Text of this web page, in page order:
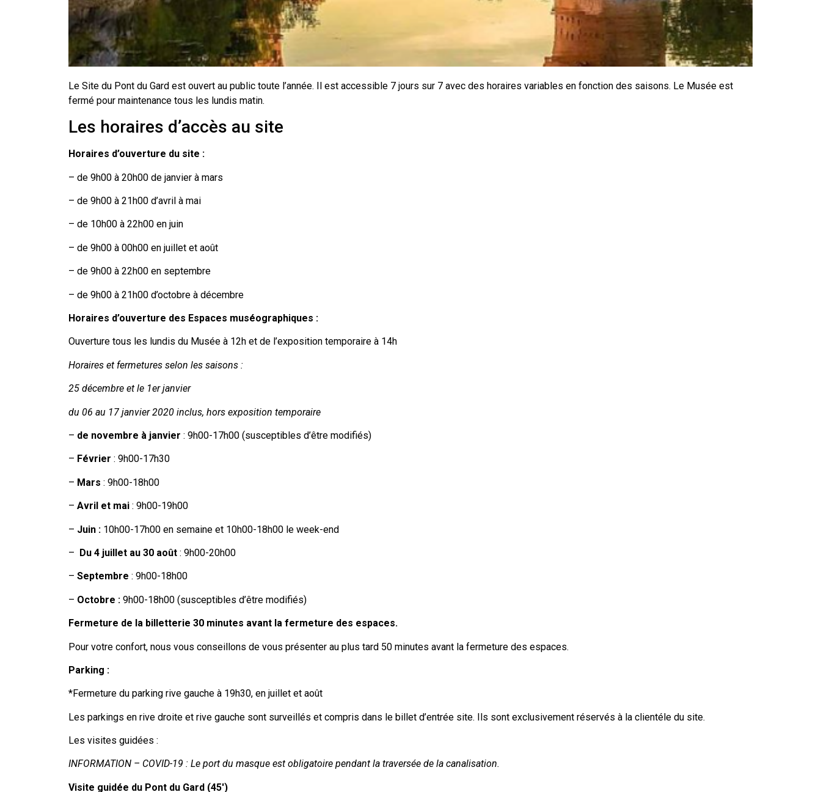
Le Site du Pont du Gard est ouvert au public toute l’année. Il est accessible 7 jours sur 7 avec des horaires variables en fonction des saisons. Le Musée est
fermé pour maintenance tous les lundis matin.
Les horaires d’accès au site
Horaires d’ouverture du site :
– de 9h00 à 20h00 de janvier à mars
– de 9h00 à 21h00 d’avril à mai
– de 10h00 à 22h00 en juin
– de 9h00 à 00h00 en juillet et août
– de 9h00 à 22h00 en septembre
– de 9h00 à 21h00 d’octobre à décembre
Horaires d’ouverture des Espaces muséographiques :
Ouverture tous les lundis du Musée à 12h et de l’exposition temporaire à 14h
Horaires et fermetures selon les saisons :
25 décembre et le 1er janvier
du 06 au 17 janvier 2020 inclus, hors exposition temporaire
– de novembre à janvier : 9h00-17h00 (susceptibles d’être modifiés)
– Février : 9h00-17h30
– Mars : 9h00-18h00
– Avril et mai : 9h00-19h00
– Juin : 10h00-17h00 en semaine et 10h00-18h00 le week-end
– Du 4 juillet au 30 août : 9h00-20h00
– Septembre : 9h00-18h00
– Octobre : 9h00-18h00 (susceptibles d’être modifiés)
Fermeture de la billetterie 30 minutes avant la fermeture des espaces.
Pour votre confort, nous vous conseillons de vous présenter au plus tard 50 minutes avant la fermeture des espaces.
Parking :
*Fermeture du parking rive gauche à 19h30, en juillet et août
Les parkings en rive droite et rive gauche sont surveillés et compris dans le billet d’entrée site. Ils sont exclusivement réservés à la clientéle du site.
Les visites guidées :
INFORMATION – COVID-19 : Le port du masque est obligatoire pendant la traversée de la canalisation.
Visite guidée du Pont du Gard (45′)